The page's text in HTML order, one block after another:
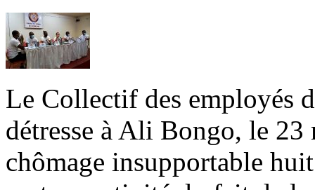
Le Collectif des employés
détresse à Ali Bongo, le 23
chômage insupportable